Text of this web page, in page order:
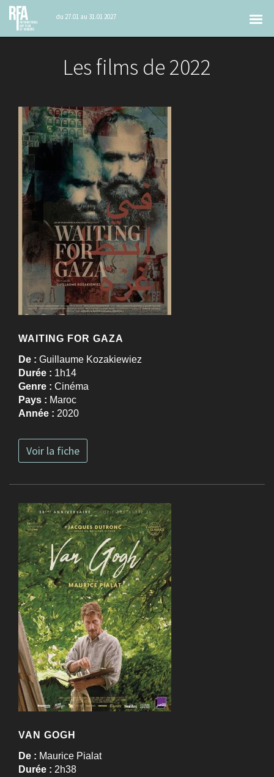
du 27.01 au 31.01 2027
Les films de 2022
WAITING FOR GAZA
De : Guillaume Kozakiewiez
Durée : 1h14
Genre : Cinéma
Pays : Maroc
Année : 2020
Voir la fiche
VAN GOGH
De : Maurice Pialat
Durée : 2h38